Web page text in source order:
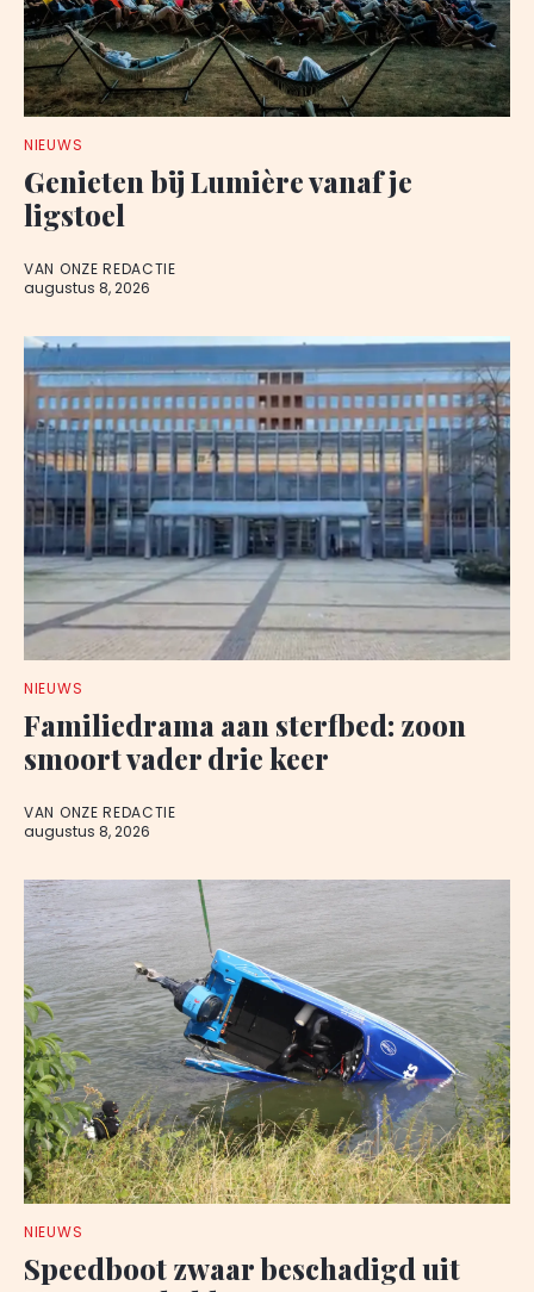
NIEUWS
Genieten bij Lumière vanaf je
ligstoel
VAN ONZE REDACTIE
augustus 8, 2026
NIEUWS
Familiedrama aan sterfbed: zoon
smoort vader drie keer
VAN ONZE REDACTIE
augustus 8, 2026
NIEUWS
Speedboot zwaar beschadigd uit